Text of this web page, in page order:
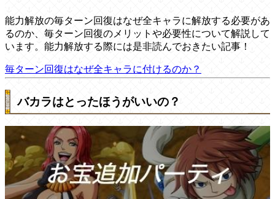
能力解放の毎ターン回復はなぜ全キャラに解放する必要があ
るのか、毎ターン回復のメリットや必要性について解説して
います。能力解放する際には是非読んでおきたい記事！
毎ターン回復はなぜ全キャラに付けるのか？
バカラはとったほうがいいの？